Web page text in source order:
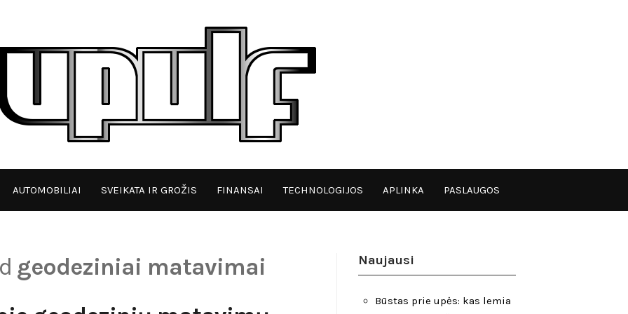
AUTOMOBILIAI SVEIKATA IR GROŽIS FINANSAI TECHNOLOGIJOS APLINKA PASLAUGOS
geodeziniai matavimai
Naujausi
Būstas prie upės: kas lemia